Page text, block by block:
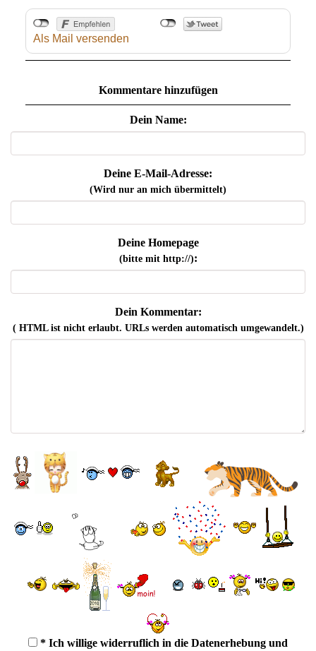
Als Mail versenden
Kommentare hinzufügen
Dein Name:
Deine E-Mail-Adresse:
(Wird nur an mich übermittelt)
Deine Homepage
(bitte mit http://):
Dein Kommentar:
( HTML ist nichterlaubt. URLs werden automatisch umgewandelt.)
* Ich willige widerruflich in die Datenerhebung und